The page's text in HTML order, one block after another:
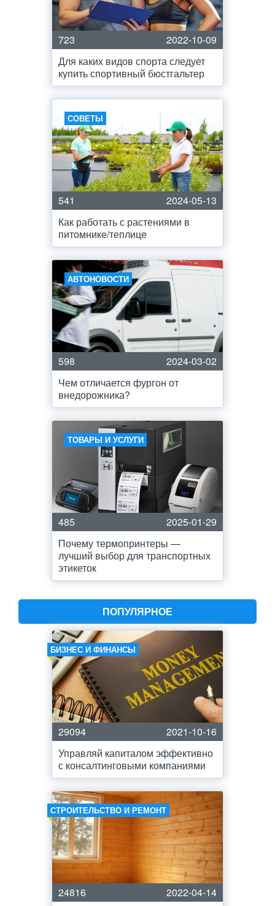
723
2022-10-09
Для каких видов спорта следует
купить спортивный бюстгальтер
СОВЕТЫ
541
2024-05-13
Как работать с растениями в
питомнике/теплице
АВТОНОВОСТИ
598
2024-03-02
Чем отличается фургон от
внедорожника?
ТОВАРЫ И УСЛУГИ
485
2025-01-29
Почему термопринтеры —
лучший выбор для транспортных
этикеток
ПОПУЛЯРНОЕ
БИЗНЕС И ФИНАНСЫ
29094
2021-10-16
Управляй капиталом эффективно
с консалтинговыми компаниями
СТРОИТЕЛЬСТВО И РЕМОНТ
24816
2022-04-14